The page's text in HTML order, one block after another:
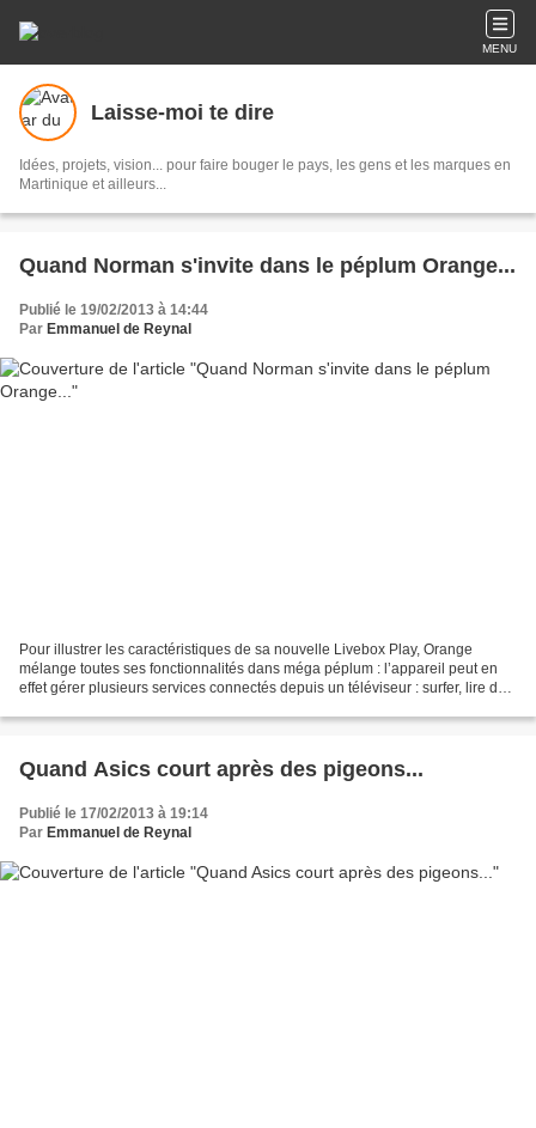
MENU
Laisse-moi te dire
Idées, projets, vision... pour faire bouger le pays, les gens et les marques en
Martinique et ailleurs...
Quand Norman s'invite dans le péplum Orange...
Publié le 19/02/2013 à 14:44
Par Emmanuel de Reynal
Pour illustrer les caractéristiques de sa nouvelle Livebox Play, Orange
mélange toutes ses fonctionnalités dans méga péplum : l’appareil peut en
effet gérer plusieurs services connectés depuis un téléviseur : surfer, lire des
Quand Asics court après des pigeons...
Publié le 17/02/2013 à 19:14
Par Emmanuel de Reynal